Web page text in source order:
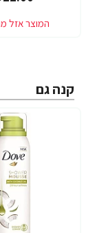
קנה גם